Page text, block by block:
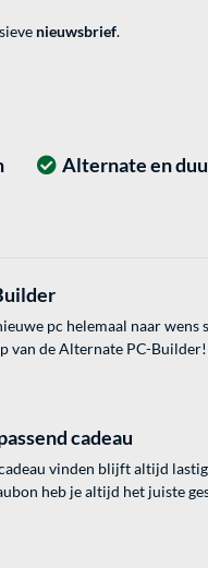
nieuwsbrief.
Alternate en
pc helemaal naar wens
van de Alternate PC-Builder!
cadeau
vinden blijft altijd
heb je altijd het juiste